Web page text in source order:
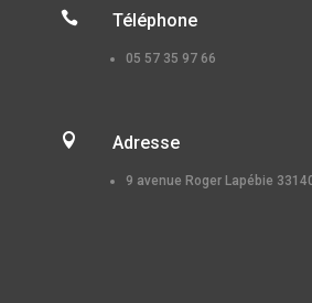
 Téléphone
05 57 35 97 66
 Adresse
9 avenue Roger Lapébie